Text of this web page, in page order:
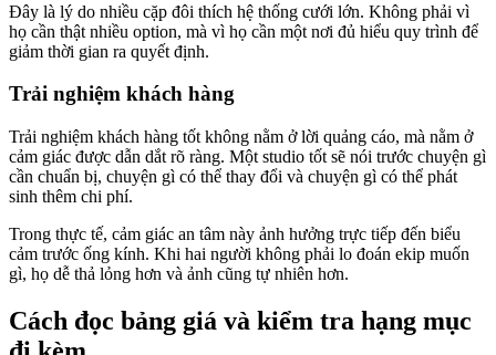
Đây là lý do nhiều cặp đôi thích hệ thống cưới lớn. Không phải vì
họ cần thật nhiều option, mà vì họ cần một nơi đủ hiểu quy trình để
giảm thời gian ra quyết định.
Trải nghiệm khách hàng
Trải nghiệm khách hàng tốt không nằm ở lời quảng cáo, mà nằm ở
cảm giác được dẫn dắt rõ ràng. Một studio tốt sẽ nói trước chuyện gì
cần chuẩn bị, chuyện gì có thể thay đổi và chuyện gì có thể phát
sinh thêm chi phí.
Trong thực tế, cảm giác an tâm này ảnh hưởng trực tiếp đến biểu
cảm trước ống kính. Khi hai người không phải lo đoán ekip muốn
gì, họ dễ thả lỏng hơn và ảnh cũng tự nhiên hơn.
Cách đọc bảng giá và kiểm tra hạng mục